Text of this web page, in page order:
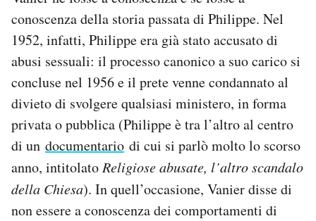
conoscenza della storia passata di Philippe. Nel
1952, infatti, Philippe era già stato accusato di
abusi sessuali: il processo canonico a suo carico si
concluse nel 1956 e il prete venne condannato al
divieto di svolgere qualsiasi ministero, in forma
privata o pubblica (Philippe è tra l’altro al centro
di un documentario di cui si parlò molto lo scorso
anno, intitolatoReligiose abusate, l’altro scandalo
della Chiesa). In quell’occasione, Vanier disse di
non essere a conoscenza dei comportamenti di